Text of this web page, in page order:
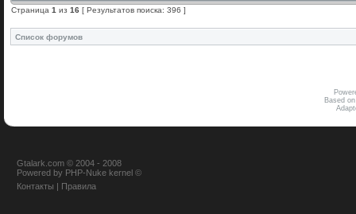
Страница 1 из 16 [ Результатов поиска: 396 ]
Список форумов
Based
Gtalark.com © 2004 - 2008
Powered by PHP-Nuke kernel ©
Контакты | Правила